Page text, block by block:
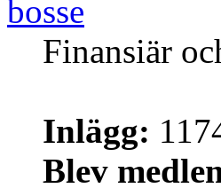
bosse
Finansiär
Inlägg:
Blev